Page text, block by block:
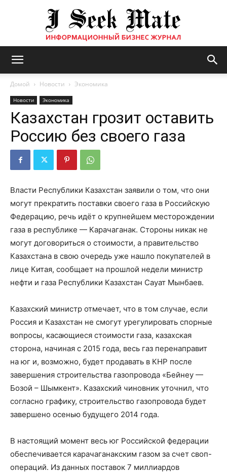
журнал
ISM
Домой Новости Экономика
Новости Экономика
Казахстан грозит оставить
Россию без своего газа
Власти Республики Казахстан заявили о том, что они
могут прекратить поставки своего газа в Российскую
Федерацию, речь идёт о крупнейшем месторождении
газа в республике — Карачаганак. Стороны никак не
могут договориться о стоимости, а правительство
Казахстана в свою очередь уже нашло покупателей в
лице Китая, сообщает на прошлой недели министр
нефти и газа Республики Казахстан Сауат Мынбаев.
Казахский министр отмечает, что в том случае, если
Россия и Казахстан не смогут урегулировать спорные
вопросы, касающиеся стоимости газа, казахская
сторона, начиная с 2015 года, весь газ перенаправит
на юг и, возможно, будет продавать в КНР после
завершения строительства газопровода «Бейнеу —
Бозой – Шымкент». Казахский чиновник уточнил, что
согласно графику, строительство газопровода будет
завершено осенью будущего 2014 года.
В настоящий момент весь юг Российской федерации
обеспечивается карачаганакским газом за счет своп-
операций. Из данных поставок 7 миллиардов